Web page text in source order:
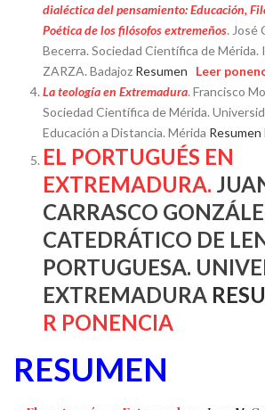
dialéctica del pensamiento: Educación,
Poética de los filósofos extremeños. José
Becerra. Sociedad Científica de Mérida.
ZARZA. Badajoz Resumen
Leer
La teología en Extremadura. Francisco
Sociedad Científica de Mérida.
Educación a Distancia. Mérida Resumen
EL PORTUGUÉS EN
EXTREMADURA.
CARRASCO
CATEDRÁTICO DE
PORTUGUESA.
EXTREMADURA
R PONENCIA
RESUMEN